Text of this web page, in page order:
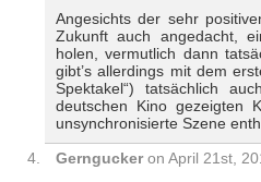
Angesichts der sehr
Zukunft auch angedacht,
holen, vermutlich dann
gibt’s allerdings mit dem
Spektakel“) tatsächlich
deutschen Kino gezeigten
unsynchronisierte Szene
Gernguckeron April 21st,